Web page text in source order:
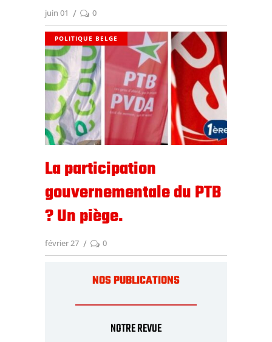
juin 01 0
POLITIQUE BELGE
La participation
gouvernementale du PTB
? Un piège.
février 27 0
NOS PUBLICATIONS
NOTRE REVUE